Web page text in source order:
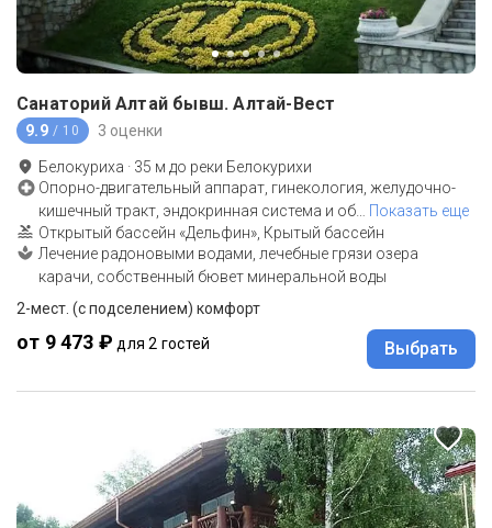
Санаторий Алтай бывш. Алтай-Вест
9.9 / 10 3 оценки
Белокуриха · 35 м до реки Белокурихи
Опорно-двигательный аппарат, гинекология, желудочно-
кишечный тракт, эндокринная система и об… Показать еще
Открытый бассейн «Дельфин», Крытый бассейн
Лечение радоновыми водами, лечебные грязи озера
карачи, собственный бювет минеральной воды
2-мест. (с подселением) комфорт
от 9 473 ₽ для 2 гостей Выбрать